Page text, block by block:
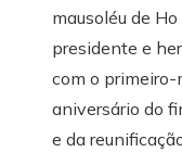
mausoléu de
presidente e
com o primeiro-
aniversário do
e da